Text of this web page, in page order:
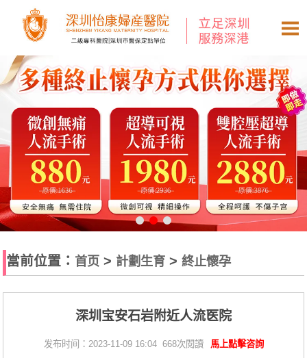
當前位置： 首页 > 計劃生育 >終止懷孕
深圳宝安石岩附近人流医院
发布时间：2023-11-09 16:04 668次閱讀 馬上點擊咨詢